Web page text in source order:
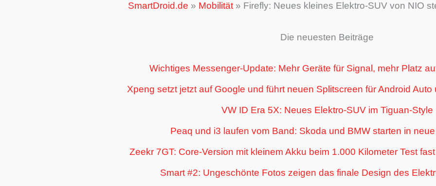
SmartDroid.de » Mobilität» Firefly: Neues kleines Elektro-SUV von NIO
Die neuesten Beiträge
Wichtiges Messenger-Update: Mehr Geräte für Signal, mehr Platz
Xpeng setzt jetzt auf Google und führt neuen Splitscreen für Android
VW ID Era 5X: Neues Elektro-SUV im Tiguan-Style
Peaq und i3 laufen vom Band: Skoda und BMW starten in
Zeekr 7GT: Core-Version mit kleinem Akku beim 1.000 Kilometer Test
Smart #2: Ungeschönte Fotos zeigen das finale Design des